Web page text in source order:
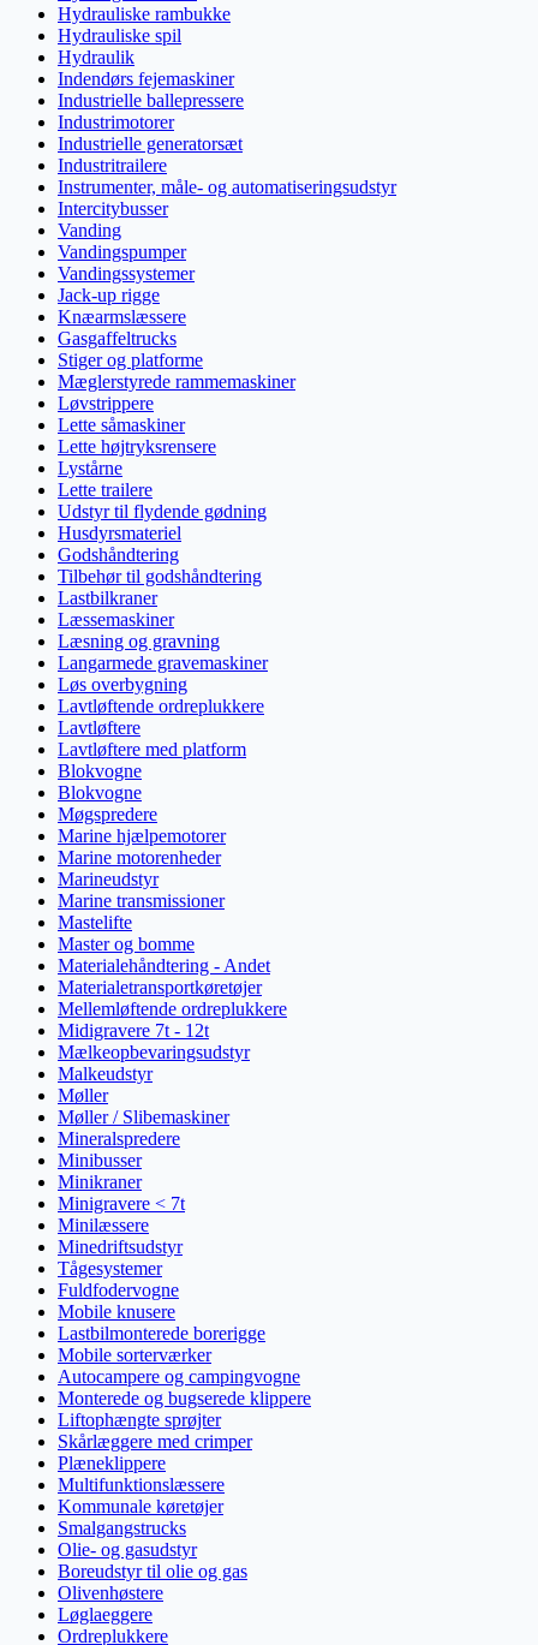
Hydrauliske rambukke
Hydrauliske spil
Hydraulik
Indendørs fejemaskiner
Industrielle ballepressere
Industrimotorer
Industrielle generatorsæt
Industritrailere
Instrumenter, måle- og automatiseringsudstyr
Intercitybusser
Vanding
Vandingspumper
Vandingssystemer
Jack-up rigge
Knæarmslæssere
Gasgaffeltrucks
Stiger og platforme
Mæglerstyrede rammemaskiner
Løvstrippere
Lette såmaskiner
Lette højtryksrensere
Lystårne
Lette trailere
Udstyr til flydende gødning
Husdyrsmateriel
Godshåndtering
Tilbehør til godshåndtering
Lastbilkraner
Læssemaskiner
Læsning og gravning
Langarmede gravemaskiner
Løs overbygning
Lavtløftende ordreplukkere
Lavtløftere
Lavtløftere med platform
Blokvogne
Blokvogne
Møgspredere
Marine hjælpemotorer
Marine motorenheder
Marineudstyr
Marine transmissioner
Mastelifte
Master og bomme
Materialehåndtering - Andet
Materialetransportkøretøjer
Mellemløftende ordreplukkere
Midigravere 7t - 12t
Mælkeopbevaringsudstyr
Malkeudstyr
Møller
Møller / Slibemaskiner
Mineralspredere
Minibusser
Minikraner
Minigravere < 7t
Minilæssere
Minedriftsudstyr
Tågesystemer
Fuldfodervogne
Mobile knusere
Lastbilmonterede borerigge
Mobile sorterværker
Autocampere og campingvogne
Monterede og bugserede klippere
Liftophængte sprøjter
Skårlæggere med crimper
Plæneklippere
Multifunktionslæssere
Kommunale køretøjer
Smalgangstrucks
Olie- og gasudstyr
Boreudstyr til olie og gas
Olivenhøstere
Løglaeggere
Ordreplukkere